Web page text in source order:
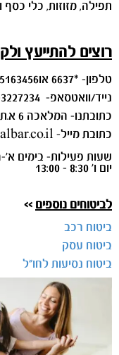
תפילה, מזוזות, כלי כסף
רוצים להתייעץ
טלפון- *6637 או03-5163456
נייד/וואטסאפ- 054-3227234
כתובתנו- המלאכה 6 א.ת חולון
כתובת מייל- albi-ins@albar.co.il
שעות פעילות- בימים א'-ה' 8:30 -
יום ו' 8:30 - 13:00
לביטוחים נוספים >>
ביטוח רכב
ביטוח עסק
ביטוח נסיעות לחו"ל